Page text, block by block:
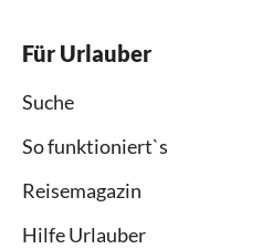
Für Urlauber
Suche
So funktioniert`s
Reisemagazin
Hilfe Urlauber